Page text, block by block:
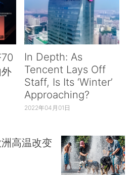
In Depth: As
Tencent Lays Off
Staff, Is Its ‘Winter’
Approaching?
2022年04月01日
高温改变